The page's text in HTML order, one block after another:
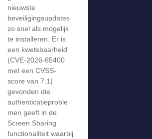
nieuwste
beveiligingsupdates
zo snel als mogelijk
te installeren. Er is
een kwetsbaarheid
(CVE-2026-65400
met een CVSS-
score van 7.1)
gevonden die
authenticatieproble
men geeft in de
Screen Sharing
functionaliteit waarbij